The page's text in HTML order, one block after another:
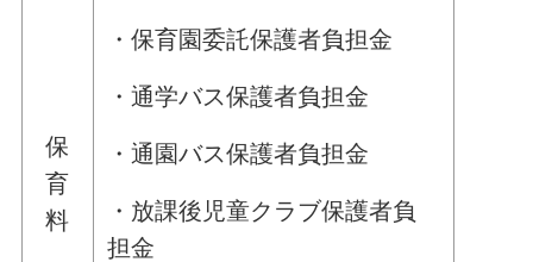
保
育
料
・保育園委託保護者負担金
・通学バス保護者負担金
・通園バス保護者負担金
・放課後児童クラブ保護者負
担金